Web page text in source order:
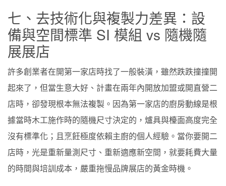
七、去技術化與複製力差異：設
備與空間標準 SI 模組 vs 隨機隨
展展店
許多創業者在開第一家店時找了一般裝潢，雖然跌跌撞撞開
起來了，但當生意大好、計畫在兩年內開放加盟或開直營二
店時，卻發現根本無法複製。因為第一家店的廚房動線是根
據當時木工施作時的隨機尺寸決定的，爐具與檯面高度完全
沒有標準化；且烹飪極度依賴主廚的個人經驗。當你要開二
店時，光是重新量測尺寸、重新適應新空間，就要耗費大量
的時間與培訓成本，嚴重拖慢品牌展店的黃金時機。